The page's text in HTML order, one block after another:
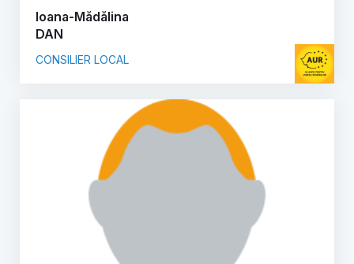
Ioana-Mădălina
DAN
CONSILIER LOCAL